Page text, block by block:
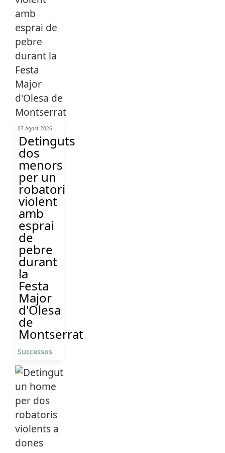
07 Agost 2026
Detinguts
dos
menors
per un
robatori
violent
amb
esprai
de
pebre
durant
la
Festa
Major
d'Olesa
de
Montserrat
Successos